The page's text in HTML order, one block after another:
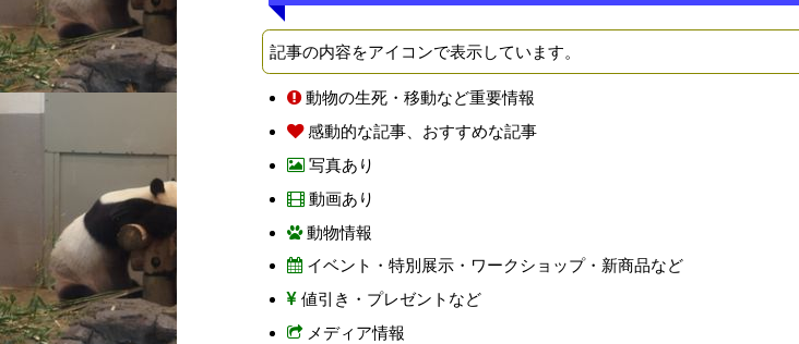
記事の内容をアイコンで表示しています。
動物の生死・移動など重要情報
感動的な記事、おすすめな記事
写真あり
動画あり
動物情報
イベント・特別展示・ワークショップ・新商品など
値引き・プレゼントなど
メディア情報